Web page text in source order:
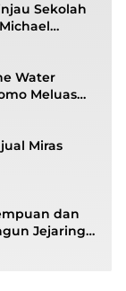
Sekolah
Karakter
Water
Meluas
Miras
dan
Jejaring